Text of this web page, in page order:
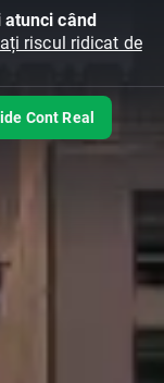
când
riscul ridicat de
Cont Real